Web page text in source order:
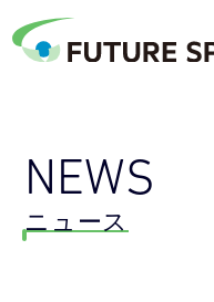
NEWS
ニュース